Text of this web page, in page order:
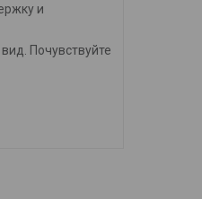
и
Почувствуйте